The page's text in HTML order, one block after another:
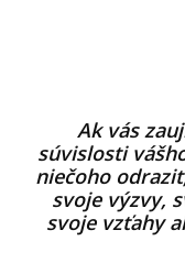
Ak vás
súvislosti
niečoho
svoje výzvy,
svoje vzťahy